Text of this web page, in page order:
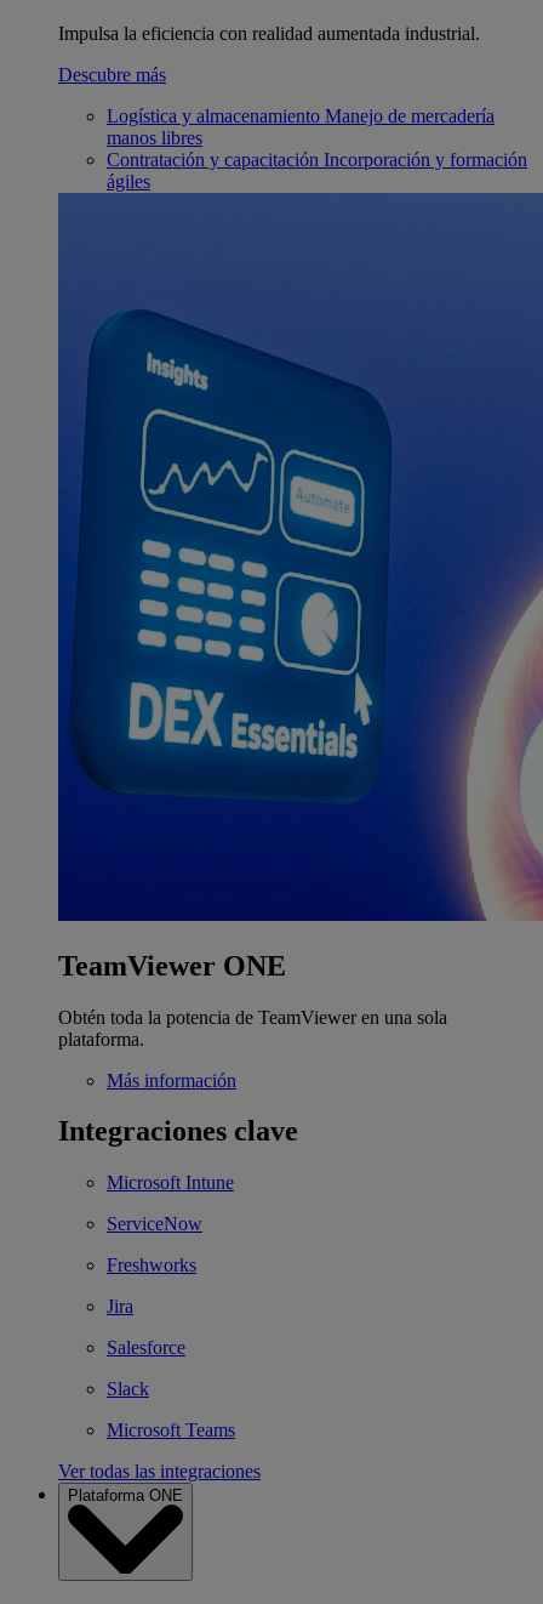
Impulsa la eficiencia con realidad aumentada industrial.
Descubre más
Logística y almacenamiento Manejo de mercadería
manos libres
Contratación y capacitación Incorporación y formación
ágiles
TeamViewer ONE
Obtén toda la potencia de TeamViewer en una sola
plataforma.
Más información
Integraciones clave
Microsoft Intune
ServiceNow
Freshworks
Jira
Salesforce
Slack
Microsoft Teams
Ver todas las integraciones
Plataforma ONE